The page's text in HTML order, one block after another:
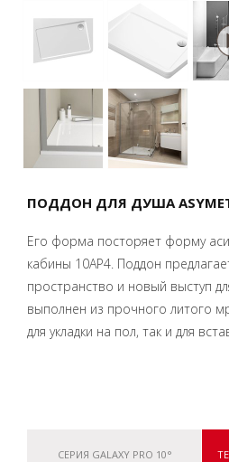
ПОДДОН ДЛЯ ДУША
Его форма посторяет форму
кабины 10AP4. Поддон
пространство и новый выступ
выполнен из прочного литого
для укладки на пол, так и для
СЕРИЯ GALAXY PRO 10°